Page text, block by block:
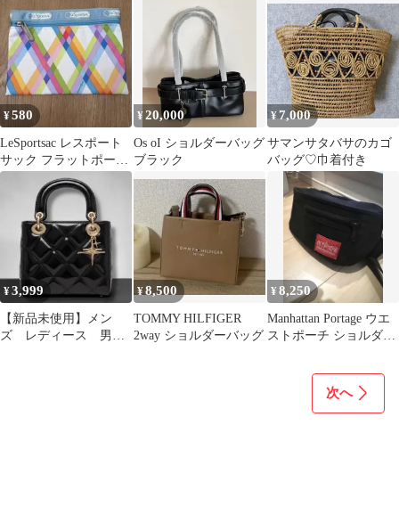
¥580
LeSportsac レスポート
サック フラットポーチ
マルチカラー
¥20,000
Os oI ショルダーバッグ
ブラック
¥7,000
サマンサタバサのカゴ
バッグ♡巾着付き
¥3,999
【新品未使用】メン
ズ レディース 男女
¥8,500
TOMMY HILFIGER
2way ショルダーバッグ
¥8,250
Manhattan Portage ウエ
ストポーチ ショルダー
次へ